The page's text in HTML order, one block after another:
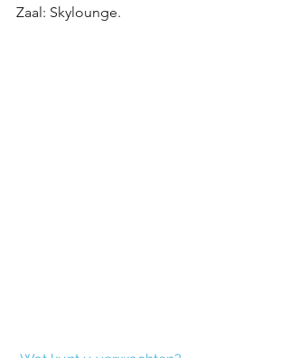
Zaal: Skylounge.